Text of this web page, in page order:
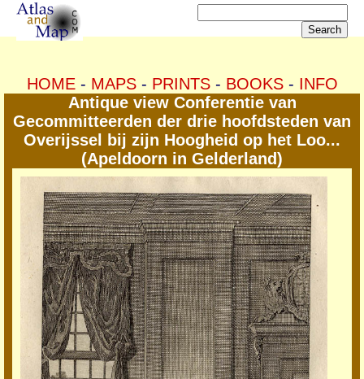
HOME- MAPS- PRINTS- BOOKS- INFO
Antique view Conferentie van
Gecommitteerden der drie hoofdsteden van
Overijssel bij zijn Hoogheid op het Loo...
(Apeldoorn in Gelderland)